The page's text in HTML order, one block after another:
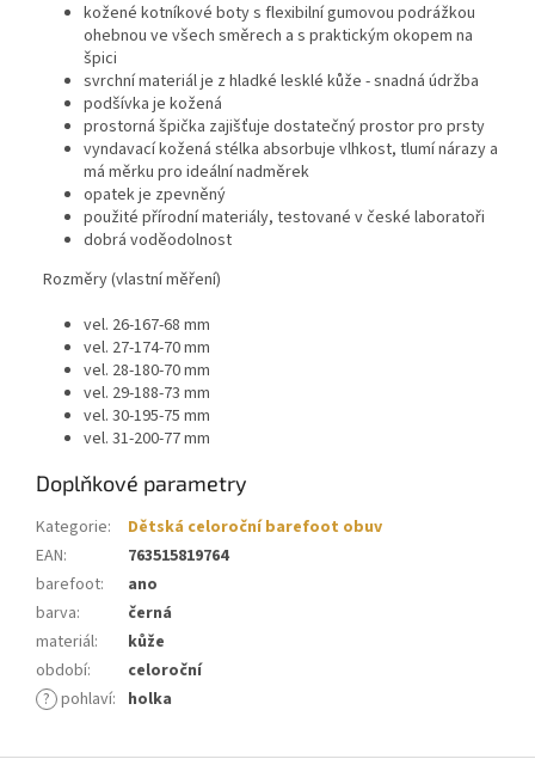
kožené kotníkové boty s flexibilní gumovou podrážkou
ohebnou ve všech směrech a s praktickým okopem na
špici
svrchní materiál je z hladké lesklé kůže - snadná údržba
podšívka je kožená
prostorná špička zajišťuje dostatečný prostor pro prsty
vyndavací kožená stélka absorbuje vlhkost, tlumí nárazy a
má měrku pro ideální nadměrek
opatek je zpevněný
použité přírodní materiály, testované v české laboratoři
dobrá voděodolnost
Rozměry (vlastní měření)
vel. 26-167-68 mm
vel. 27-174-70 mm
vel. 28-180-70 mm
vel. 29-188-73 mm
vel. 30-195-75 mm
vel. 31-200-77 mm
Doplňkové parametry
Kategorie:
Dětská celoroční barefoot obuv
EAN:
763515819764
barefoot:
ano
barva:
černá
materiál:
kůže
období:
celoroční
? pohlaví: holka